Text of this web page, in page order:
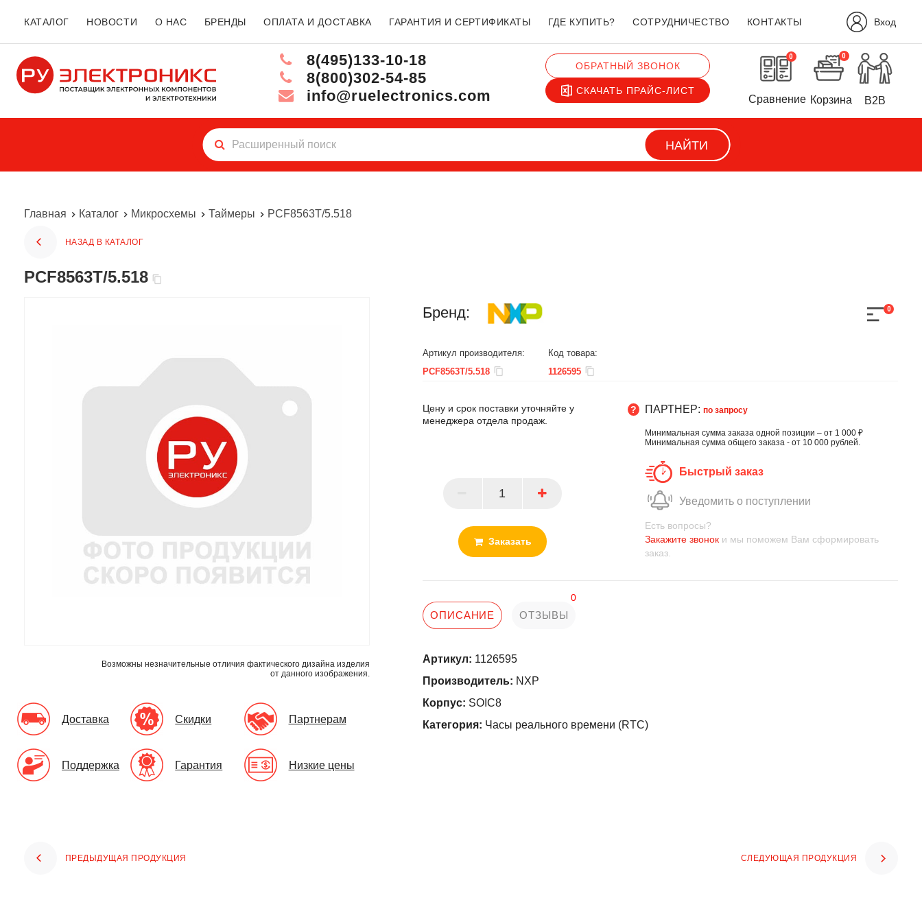
КАТАЛОГ НОВОСТИ О НАС БРЕНДЫ ОПЛАТА И ДОСТАВКА ГАРАНТИЯ И СЕРТИФИКАТЫ ГДЕ КУПИТЬ? СОТРУДНИЧЕСТВО КОНТАКТЫ Вход
8(495)133-10-18
8(800)302-54-85
info@ruelectronics.com
ОБРАТНЫЙ ЗВОНОК
СКАЧАТЬ ПРАЙС-ЛИСТ
0
Сравнение
0
Корзина B2B
НАЙТИ
Главная Каталог Микросхемы Таймеры PCF8563T/5.518
НАЗАД В КАТАЛОГ
PCF8563T/5.518
Возможны незначительные отличия фактического дизайна изделия
от данного изображения.
Доставка Скидки Партнерам
Поддержка Гарантия Низкие цены
Бренд: 0
Артикул производителя:
PCF8563T/5.518
Код товара:
1126595
Цену и срок поставки уточняйте у
менеджера отдела продаж.
Заказать
ПАРТНЕР: по запросу
Минимальная сумма заказа одной позиции – от 1 000 ₽
Минимальная сумма общего заказа - от 10 000 рублей.
Быстрый заказ
Уведомить о поступлении
Есть вопросы?
Закажите звоноки мы поможем Вам сформировать
заказ.
ОПИСАНИЕ ОТЗЫВЫ
0
Артикул: 1126595
Производитель: NXP
Корпус: SOIC8
Категория: Часы реального времени (RTC)
ПРЕДЫДУЩАЯ ПРОДУКЦИЯ СЛЕДУЮЩАЯ ПРОДУКЦИЯ